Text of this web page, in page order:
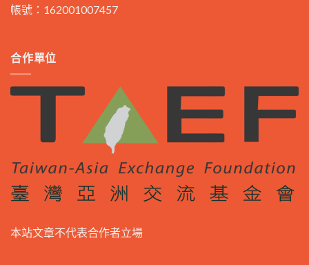
帳號：162001007457
合作單位
本站文章不代表合作者立場